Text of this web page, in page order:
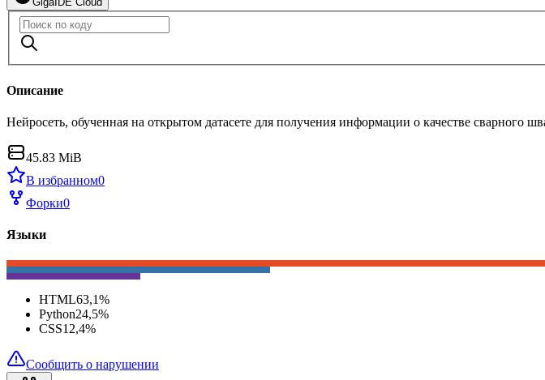
Описание
Нейросеть, обученная на открытом датасете для получения информации о качестве сварного
45.83 MiB
В избранном0
Форки0
Языки
HTML63,1%
Python24,5%
CSS12,4%
Сообщить о нарушении